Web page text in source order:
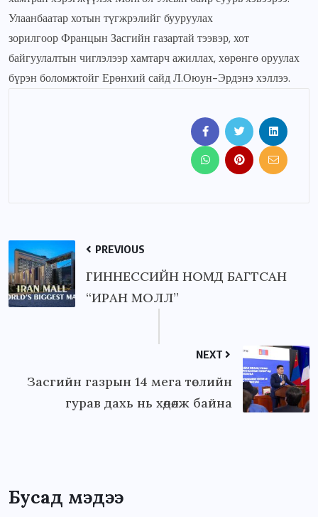
Улаанбаатар хотын түгжрэлийг бууруулах
зорилгоор Францын Засгийн газартай тээвэр, хот
байгуулалтын чиглэлээр хамтарч ажиллах, хөрөнгө оруулах
бүрэн боломжтойг Ерөнхий сайд Л.Оюун-Эрдэнэ хэллээ.
PREVIOUS
ГИННЕССИЙН НОМД БАГТСАН
“ИРАН МОЛЛ”
NEXT
Засгийн газрын 14 мега төслийн
гурав дахь нь хөдөлж байна
Бусад мэдээ